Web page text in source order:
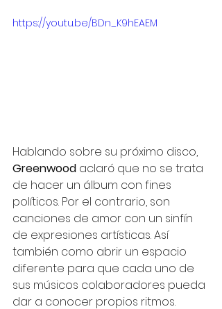
https://youtu.be/BDn_K9hEAEM
Hablando sobre su próximo disco,
Greenwood aclaró que no se trata
de hacer un álbum con fines
políticos. Por el contrario, son
canciones de amor con un sinfín
de expresiones artísticas. Así
también como abrir un espacio
diferente para que cada uno de
sus músicos colaboradores pueda
dar a conocer propios ritmos.